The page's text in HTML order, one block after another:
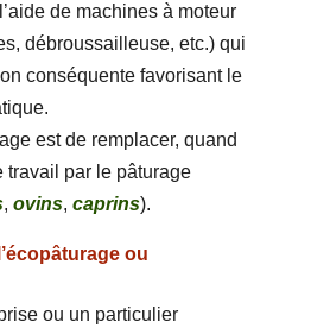
de machines à moteur
débroussailleuse, etc.) qui
conséquente favorisant le
est de remplacer, quand
travail par le pâturage
, ovins, caprins).
ou
ou un particulier